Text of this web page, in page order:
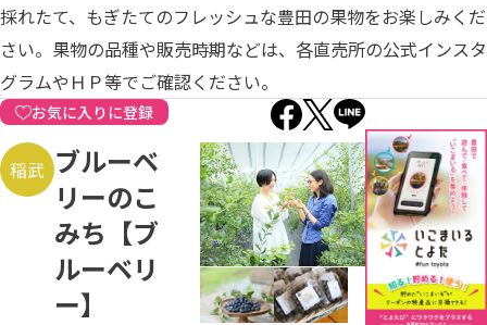
採れたて、もぎたてのフレッシュな豊田の果物をお楽しみくだ
さい。果物の品種や販売時期などは、各直売所の公式インスタ
グラムやＨＰ等でご確認ください。
お気に入りに登録
稲武 ブルーベ
リーのこ
みち【ブ
ルーベリ
ー】